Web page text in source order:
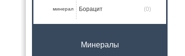
минерал Борацит (0)
Минералы